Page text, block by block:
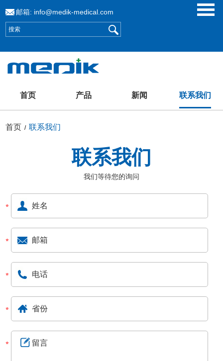
邮箱: info@medik-medical.com
首页 产品 新闻 联系我们
首页 /联系我们
联系我们
我们等待您的询问